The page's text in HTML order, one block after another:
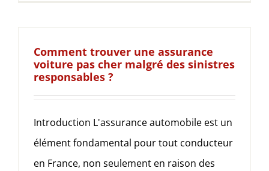
Comment trouver une assurance
voiture pas cher malgré des sinistres
responsables ?
Introduction L'assurance automobile est un
élément fondamental pour tout conducteur
en France, non seulement en raison des